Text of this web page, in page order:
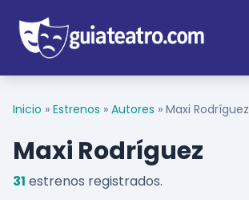
Inicio » Estrenos » Autores » Maxi Rodríguez
Maxi Rodríguez
31 estrenos registrados.